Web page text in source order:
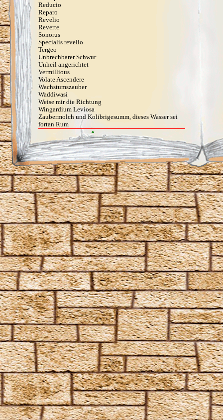
Reducio
Reparo
Revelio
Reverte
Sonorus
Specialis revelio
Tergeo
Unbrechbarer Schwur
Unheil angerichtet
Vermillious
Volate Ascendere
Wachstumszauber
Waddiwasi
Weise mir die Richtung
Wingardium Leviosa
Zaubermolch und Kolibrigesumm, dieses Wasser sei
fortan Rum
Angriffszauber
Amnesia
Anteoculatia
Avifors
Bombarda
Bombarda Maxima
Calvorio
Colloshoo
Confringo
Confundo
Dämonenfeuer
Defodio
Densaugeo
Deprimo
Descendo
Draconifors
Ebublio
Emuvilus
Engorgio Skullus
Entomorphis
Everte Statum
Expellimellius
Expulso
Flagrante
Flederwichtfluch
Flipendo
Fracto Strata
Fulgari
Furnunculus
Glacius
Inanimatus
Konjunktivitis-Fluch
Lacarnum Inflamari
Langlock
Legilimens
Levicorpus
Locomotor Wibbly
Magicus Extremos
Melofors